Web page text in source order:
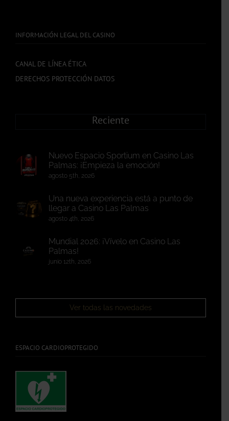
INFORMACIÓN LEGAL DEL CASINO
CANAL DE LÍNEA ÉTICA
DERECHOS PROTECCIÓN DATOS
Reciente
Nuevo Espacio Sportium en Casino Las
Palmas: ¡Empieza la emoción!
agosto 5th, 2026
Una nueva experiencia está a punto de
llegar a Casino Las Palmas
agosto 4th, 2026
Mundial 2026: ¡Vívelo en Casino Las
Palmas!
junio 12th, 2026
Ver todas las novedades
ESPACIO CARDIOPROTEGIDO